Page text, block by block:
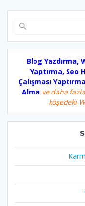
Blog Yazdırma,
Yaptırma, Seo
Çalışması
Alma ve daha
köşedeki